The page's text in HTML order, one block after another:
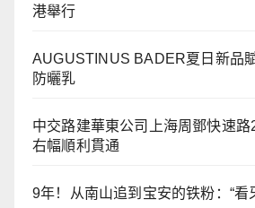
港舉行
AUGUSTINUS BADER夏日新品
防曬乳
中交路建華東公司上海周鄧快速路
右幅順利貫通
9年！从南山追到宝安的铁粉：“看